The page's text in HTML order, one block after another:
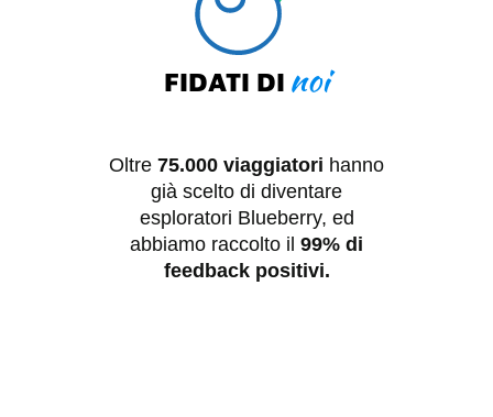
FIDATI DI noi
Oltre 75.000 viaggiatori hanno
già scelto di diventare
esploratori Blueberry, ed
abbiamo raccolto il 99% di
feedback positivi.